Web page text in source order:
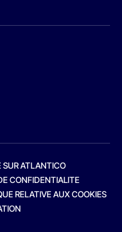
SUR ATLANTICO
CONFIDENTIALITE
RELATIVE AUX COOKIES